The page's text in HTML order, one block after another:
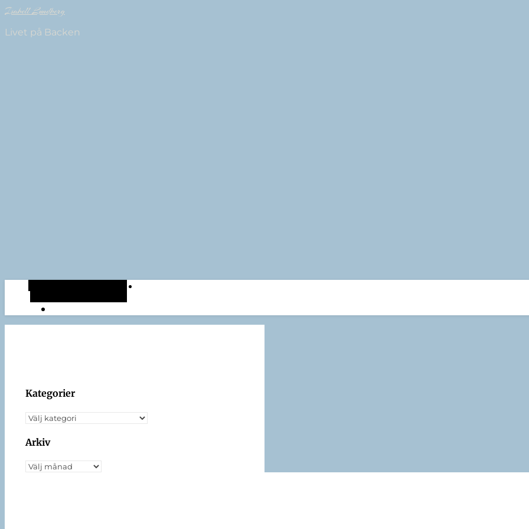
Isabell Lundberg
Livet på Backen
Kategorier
Kategorier
Arkiv
Arkiv